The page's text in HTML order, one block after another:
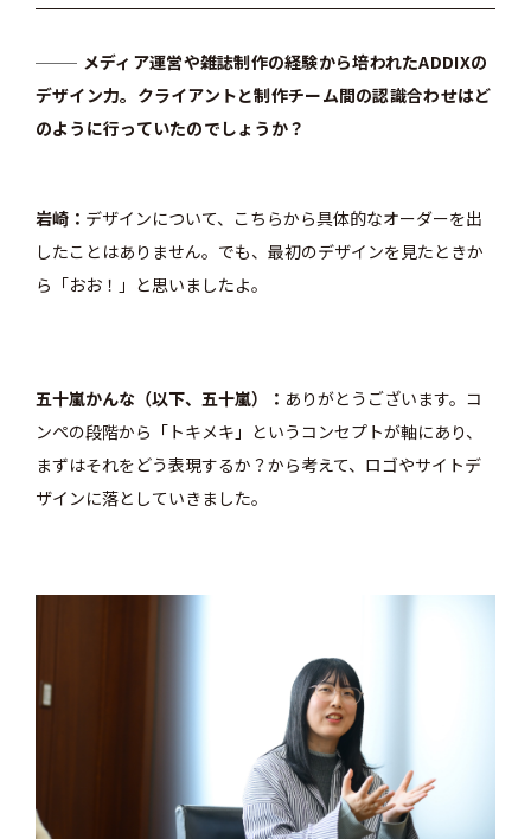
メディア運営や雑誌制作の経験から培われたADDIXの
デザイン力。クライアントと制作チーム間の認識合わせはど
のように行っていたのでしょうか？
岩崎
デザインについて、こちらから具体的なオーダーを出
したことはありません。でも、最初のデザインを見たときか
ら「おお！」と思いましたよ。
五十嵐かんな（以下、五十嵐）
ありがとうございます。コ
ンペの段階から「トキメキ」というコンセプトが軸にあり、
まずはそれをどう表現するか？から考えて、ロゴやサイトデ
ザインに落としていきました。